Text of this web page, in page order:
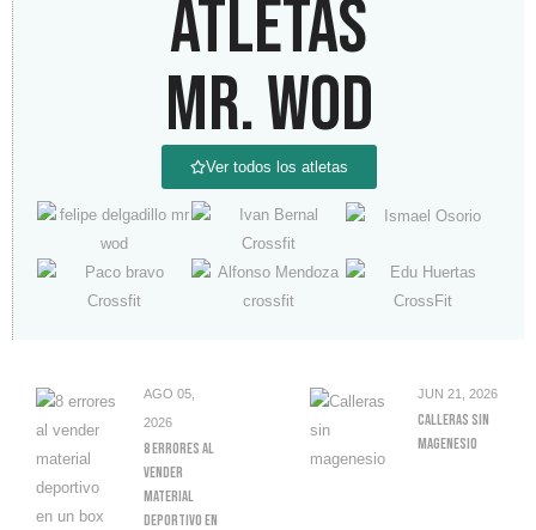
ATLETAS
MR. WOD
Ver todos los atletas
AGO 05,
2026
8 Errores Al
Vender
Material
Deportivo En
JUN 21, 2026
Calleras Sin
Magenesio